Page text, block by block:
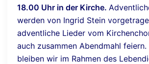
18.00 Uhr in der Kirche.
werden von Ingrid Stein
adventliche Lieder vom
auch zusammen Abendmahl feiern.
bleiben wir im Rahmen des